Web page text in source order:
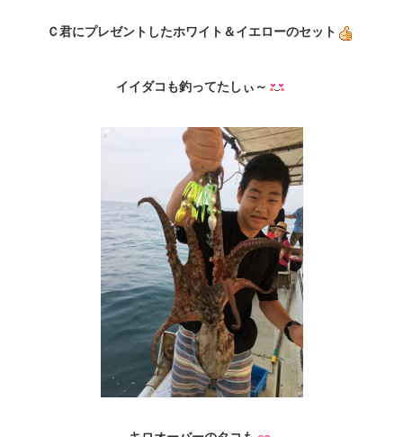
Ｃ君にプレゼントしたホワイト＆イエローのセット
イイダコも釣ってたしぃ～